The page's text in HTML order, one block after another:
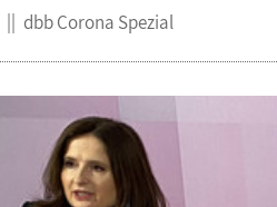
dbb Corona Spezial